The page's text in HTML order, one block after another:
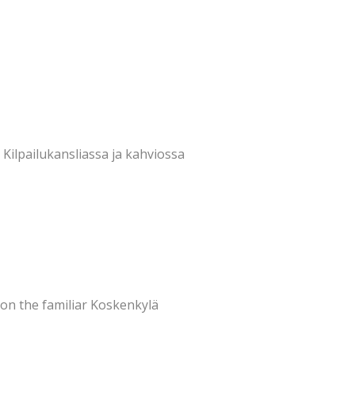
ja kahviossa
the familiar Koskenkylä